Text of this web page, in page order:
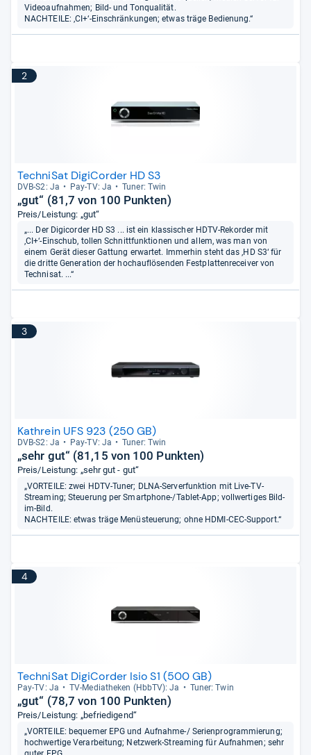
Videoaufnahmen; Bild- und Tonqualität.
NACHTEILE: ‚CI+‘-Einschränkungen; etwas träge Bedienung.“
2
TechniSat DigiCorder HD S3
DVB-​S2: Ja Pay-​TV: Ja Tuner: Twin
„gut“ (81,7 von 100 Punkten)
Preis/Leistung: „gut“
„... Der Digicorder HD S3 ... ist ein klassischer HDTV-Rekorder mit
‚CI+‘-Einschub, tollen Schnittfunktionen und allem, was man von
einem Gerät dieser Gattung erwartet. Immerhin steht das ‚HD S3‘ für
die dritte Generation der hochauflösenden Festplattenreceiver von
Technisat. ...“
3
Kathrein UFS 923 (250 GB)
DVB-​S2: Ja Pay-​TV: Ja Tuner: Twin
„sehr gut“ (81,15 von 100 Punkten)
Preis/Leistung: „sehr gut - gut“
„VORTEILE: zwei HDTV-Tuner; DLNA-Serverfunktion mit Live-TV-
Streaming; Steuerung per Smartphone-/Tablet-App; vollwertiges Bild-
im-Bild.
NACHTEILE: etwas träge Menüsteuerung; ohne HDMI-CEC-Support.“
4
TechniSat DigiCorder Isio S1 (500 GB)
Pay-​TV: Ja TV-​Media­the­ken (HbbTV): Ja Tuner: Twin
„gut“ (78,7 von 100 Punkten)
Preis/Leistung: „befriedigend“
„VORTEILE: bequemer EPG und Aufnahme-/ Serienprogrammierung;
hochwertige Verarbeitung; Netzwerk-Streaming für Aufnahmen; sehr